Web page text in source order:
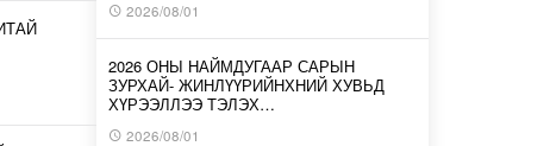
2026/08/01
2026 ОНЫ НАЙМДУГААР САРЫН
ЗУРХАЙ- ЖИНЛҮҮРИЙНХНИЙ ХУВЬД
ХҮРЭЭЛЛЭЭ ТЭЛЭХ…
2026/08/01